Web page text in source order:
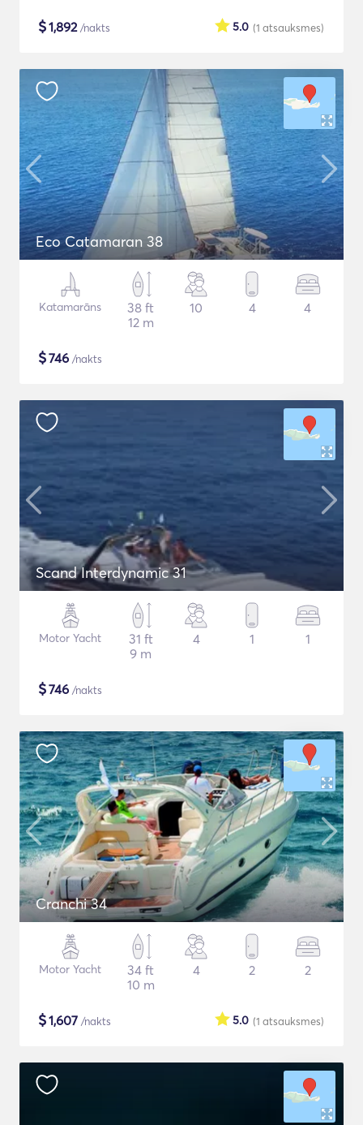
$1,892/nakts (1 atsauksmes)
5.0
Eco Catamaran 38
Katamarāns
38 ft
12 m
10 4 4
$746 /nakts
Scand Interdynamic 31
Motor Yacht
31 ft
9 m
4 1 1
$746 /nakts
Cranchi 34
Motor Yacht
34 ft
10 m
4 2 2
$1,607 /nakts (1 atsauksmes)
5.0